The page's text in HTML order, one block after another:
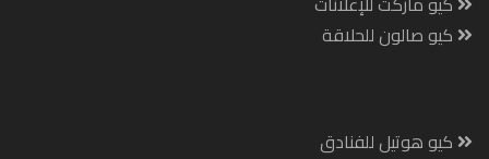
كيو صالون للحلاقة
كيو هوتيل للفنادق